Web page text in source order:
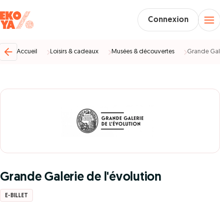
Connexion
Accueil Loisirs & cadeaux Musées & découvertes Grande
Grande Galerie de l'évolution
E-BILLET